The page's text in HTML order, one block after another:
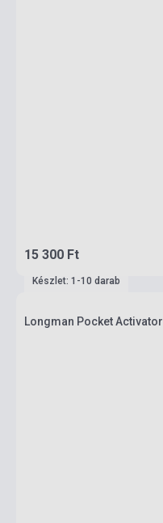
15 300 Ft
Készlet: 1-10 darab
Longman Pocket Activator